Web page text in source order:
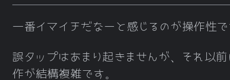
一番イマイチだなーと感じるのが操作性
誤タップはあまり起きませんが、それ以前
作が結構複雑です。